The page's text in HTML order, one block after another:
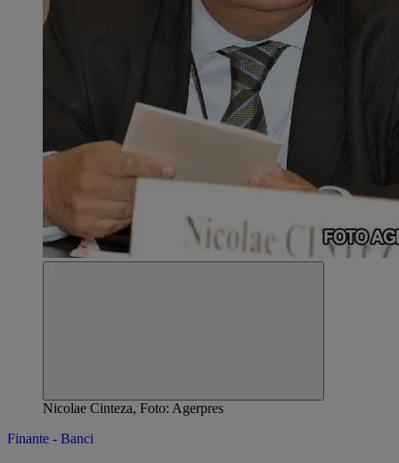
Nicolae Cinteza, Foto: Agerpres
Finante - Banci